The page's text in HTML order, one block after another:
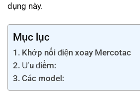
dụng này.
Mục lục
Khớp nối điện xoay Mercotac
Ưu điểm:
Các model: